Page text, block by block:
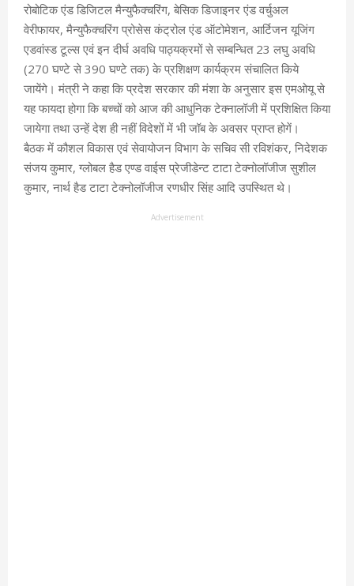
रोबोटिक एंड डिजिटल मैन्युफैक्चरिंग, बेसिक डिजाइनर एंड वर्चुअल
वेरीफायर, मैन्युफैक्चरिंग प्रोसेस कंट्रोल एंड ऑटोमेशन, आर्टिजन यूजिंग
एडवांस्ड टूल्स एवं इन दीर्घ अवधि पाठ्यक्रमों से सम्बन्धित 23 लघु अवधि
(270 घण्टे से 390 घण्टे तक) के प्रशिक्षण कार्यक्रम संचालित किये
जायेंगे। मंत्री ने कहा कि प्रदेश सरकार की मंशा के अनुसार इस एमओयू से
यह फायदा होगा कि बच्चों को आज की आधुनिक टेक्नालॉजी में प्रशिक्षित किया
जायेगा तथा उन्हें देश ही नहीं विदेशों में भी जॉब के अवसर प्राप्त होगें।
बैठक में कौशल विकास एवं सेवायोजन विभाग के सचिव सी रविशंकर, निदेशक
संजय कुमार, ग्लोबल हैड एण्ड वाईस प्रेजीडेन्ट टाटा टेक्नोलॉजीज सुशील
कुमार, नार्थ हैड टाटा टेक्नोलॉजीज रणधीर सिंह आदि उपस्थित थे।
Advertisement